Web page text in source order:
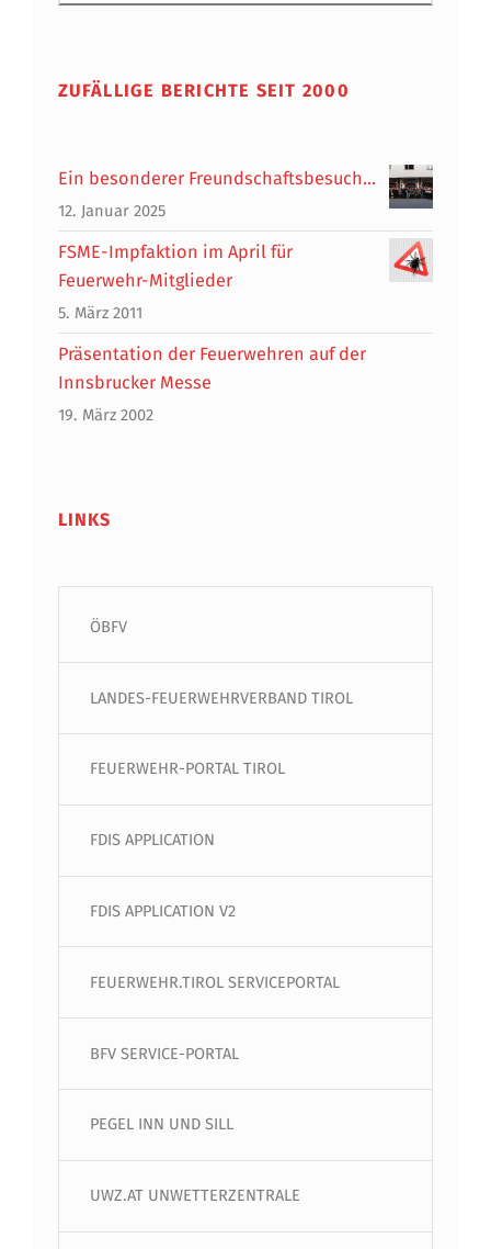
ZUFÄLLIGE BERICHTE SEIT 2000
Ein besonderer Freundschaftsbesuch…
12. Januar 2025
FSME-Impfaktion im April für
Feuerwehr-Mitglieder
5. März 2011
Präsentation der Feuerwehren auf der
Innsbrucker Messe
19. März 2002
LINKS
ÖBFV
LANDES-FEUERWEHRVERBAND TIROL
FEUERWEHR-PORTAL TIROL
FDIS APPLICATION
FDIS APPLICATION V2
FEUERWEHR.TIROL SERVICEPORTAL
BFV SERVICE-PORTAL
PEGEL INN UND SILL
UWZ.AT UNWETTERZENTRALE